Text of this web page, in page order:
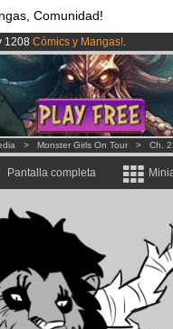
Comunidad!
1208 Cómics y Mangas!.
eurosal mes!Hazte Premium ya
lanzado!.
> Monster Girls On Tour > Ch.
Pantalla completa